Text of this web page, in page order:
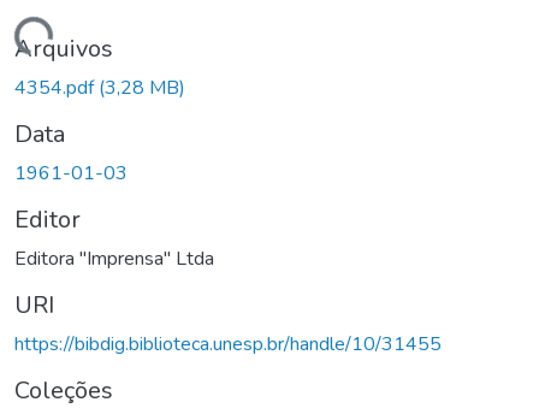
Carregando...
Arquivos
4354.pdf(3,28 MB)
Data
1961-01-03
Editor
Editora "Imprensa" Ltda
URI
https://bibdig.biblioteca.unesp.br/handle/10/31455
Coleções